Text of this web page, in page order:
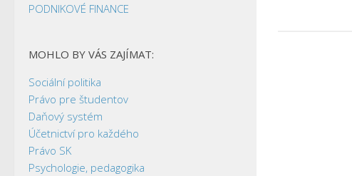
PODNIKOVÉ FINANCE
MOHLO BY VÁS ZAJÍMAT:
Sociální politika
Právo pre študentov
Daňový systém
Účetnictví pro každého
Právo SK
Psychologie, pedagogika